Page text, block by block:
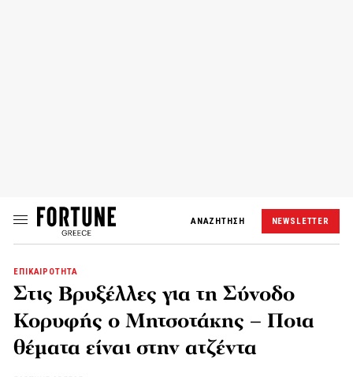
ΑΝΑΖΗΤΗΣΗ NEWSLETTER
ΕΠΙΚΑΙΡΟΤΗΤΑ
Στις Βρυξέλλες για τη Σύνοδο
Κορυφής ο Μητσοτάκης – Ποια
θέματα είναι στην ατζέντα